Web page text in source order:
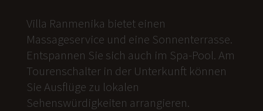
Villa Ranmenika bietet einen
Massageservice und eine Sonnenterrasse.
Entspannen Sie sich auch im Spa-Pool. Am
Tourenschalter in der Unterkunft können
Sie Ausflüge zu lokalen
Sehenswürdigkeiten arrangieren.